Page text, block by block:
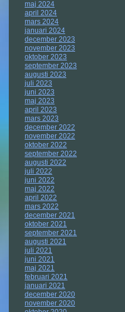
maj 2024
april 2024
mars 2024
januari 2024
december 2023
november 2023
oktober 2023
september 2023
augusti 2023
juli 2023
juni 2023
maj 2023
april 2023
mars 2023
december 2022
november 2022
oktober 2022
september 2022
augusti 2022
juli 2022
juni 2022
maj 2022
april 2022
mars 2022
december 2021
oktober 2021
september 2021
augusti 2021
juli 2021
juni 2021
maj 2021
februari 2021
januari 2021
december 2020
november 2020